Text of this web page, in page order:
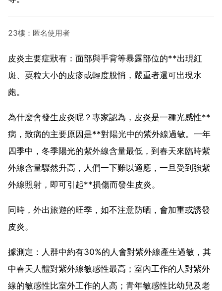
23樓：匿名使用者
皮炎主要症狀有：面部與手背等暴露部位的**出現紅
斑、粟粒大小的皮疹或輕度脫悄，嚴重者還可出現水
皰。
為什麼會發生皮炎呢？專家認為，皮炎是一種光感性**
病，致病的主要原因是**對陽光中的紫外線過敏。一年
四季中，冬季陽光的紫外線含量最低，到春天來臨時紫
外線含量驟然升高，人們一下難以適應，一旦受到強紫
外線照射，即可引起**損傷而發生皮炎。
同時，外出旅遊的旺季，如不注意防晒，會加重或誘發
皮炎。
據測定：人群中約有30%的人會對紫外線產生過敏，其
中春天人體對紫外線敏感性最高；室內工作的人對紫外
線的敏感性比室外工作的人高；青年敏感性比幼兒及老